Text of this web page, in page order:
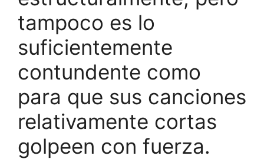
tampoco es lo
suficientemente
contundente como
para que sus canciones
relativamente cortas
golpeen con fuerza.